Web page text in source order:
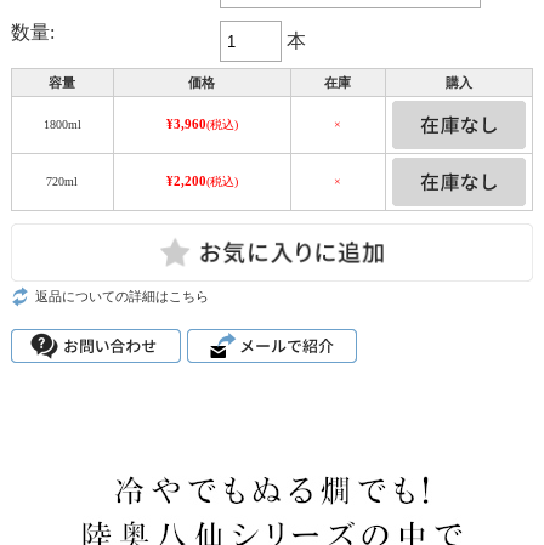
数量: 本
容量 価格 在庫 購入
1800ml ¥3,960(税込) ×
720ml ¥2,200(税込) ×
返品についての詳細はこちら